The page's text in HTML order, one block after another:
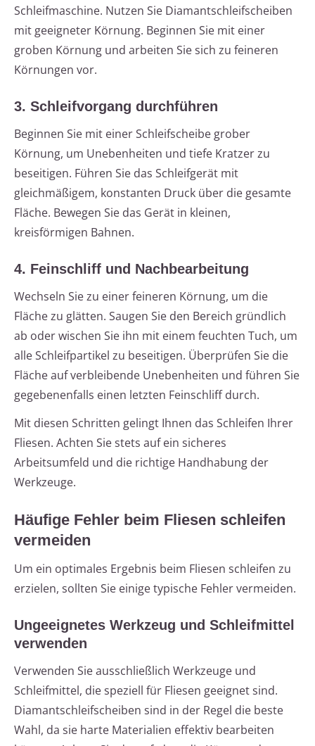
Schleifmaschine. Nutzen Sie Diamantschleifscheiben
mit geeigneter Körnung. Beginnen Sie mit einer
groben Körnung und arbeiten Sie sich zu feineren
Körnungen vor.
3. Schleifvorgang durchführen
Beginnen Sie mit einer Schleifscheibe grober
Körnung, um Unebenheiten und tiefe Kratzer zu
beseitigen. Führen Sie das Schleifgerät mit
gleichmäßigem, konstanten Druck über die gesamte
Fläche. Bewegen Sie das Gerät in kleinen,
kreisförmigen Bahnen.
4. Feinschliff und Nachbearbeitung
Wechseln Sie zu einer feineren Körnung, um die
Fläche zu glätten. Saugen Sie den Bereich gründlich
ab oder wischen Sie ihn mit einem feuchten Tuch, um
alle Schleifpartikel zu beseitigen. Überprüfen Sie die
Fläche auf verbleibende Unebenheiten und führen Sie
gegebenenfalls einen letzten Feinschliff durch.
Mit diesen Schritten gelingt Ihnen das Schleifen Ihrer
Fliesen. Achten Sie stets auf ein sicheres
Arbeitsumfeld und die richtige Handhabung der
Werkzeuge.
Häufige Fehler beim Fliesen schleifen
vermeiden
Um ein optimales Ergebnis beim Fliesen schleifen zu
erzielen, sollten Sie einige typische Fehler vermeiden.
Ungeeignetes Werkzeug und Schleifmittel
verwenden
Verwenden Sie ausschließlich Werkzeuge und
Schleifmittel, die speziell für Fliesen geeignet sind.
Diamantschleifscheiben sind in der Regel die beste
Wahl, da sie harte Materialien effektiv bearbeiten